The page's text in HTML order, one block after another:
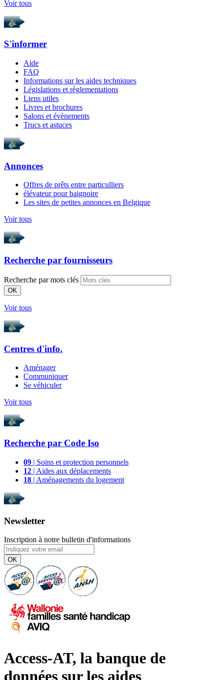
Voir tous
S'informer
Aide
FAQ
Informations sur les aides techniques
Législations et règlementations
Liens utiles
Livres et brochures
Salons et évènements
Trucs et astuces
Annonces
Offres de prêts entre particulliers
élévateur pour baignoire
Les sites de petites annonces en Belgique
Voir tous
Recherche par fournisseurs
Recherche par mots clés
OK
Voir tous
Centres d'info.
Aménager
Communiquer
Se véhiculer
Voir tous
Recherche par Code Iso
09 | Soins et protection personnels
12 | Aides aux déplacements
18 | Aménagements du logement
Newsletter
Inscription à notre bulletin d'informations
OK
Access-AT, la banque de
données sur les aides